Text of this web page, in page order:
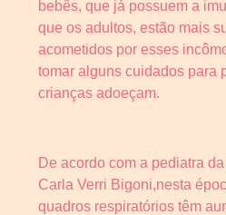
bebês, que já possuem a
que os adultos, estão mais
acometidos por esses
tomar alguns cuidados para
crianças adoeçam.
De acordo com a pediatra
Carla Verri Bigoni,nesta
quadros respiratórios têm